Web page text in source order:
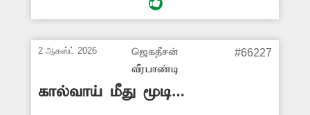
இல்லை. இதனால் அந்த பகுதியில்
வீசுவதுடன், நோய் பரவும் அபாயம்
உள்ளது. இதுகுறித்து புகார் அளித்தும்
அதிகாரிகள் நடவடிக்கை எடுக்கவில்லை.
எனவே பொதுமக்கள் நலன் கருதி
2 ஆகஸ்ட் 2026
ஜெகதீசன்
வீரபாண்டி
#66227
கால்வாய் மீது மூடி